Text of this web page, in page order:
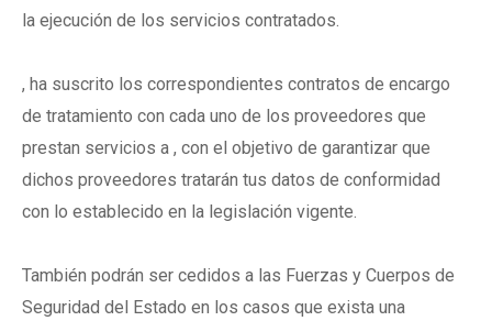
la ejecución de los servicios contratados.
, ha suscrito los correspondientes contratos de encargo
de tratamiento con cada uno de los proveedores que
prestan servicios a , con el objetivo de garantizar que
dichos proveedores tratarán tus datos de conformidad
con lo establecido en la legislación vigente.
También podrán ser cedidos a las Fuerzas y Cuerpos de
Seguridad del Estado en los casos que exista una